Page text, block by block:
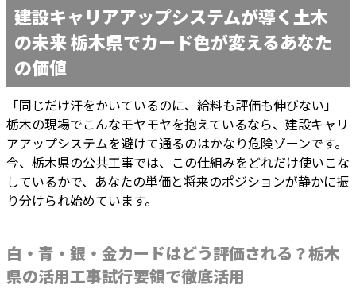
建設キャリアアップシステムが導く土木
の未来 栃木県でカード色が変えるあなた
の価値
「同じだけ汗をかいているのに、給料も評価も伸びない」
栃木の現場でこんなモヤモヤを抱えているなら、建設キャリ
アアップシステムを避けて通るのはかなり危険ゾーンです。
今、栃木県の公共工事では、この仕組みをどれだけ使いこな
しているかで、あなたの単価と将来のポジションが静かに振
り分けられ始めています。
白・青・銀・金カードはどう評価される？栃木
県の活用工事試行要領で徹底活用